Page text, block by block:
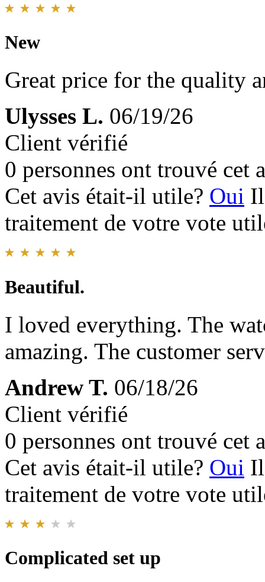
New
Great price for the quality
Ulysses L. 06/19/26
Client vérifié
0 personnes ont trouvé cet
Cet avis était-il utile? Oui
traitement de votre vote
Beautiful.
I loved everything. The
amazing. The customer
Andrew T. 06/18/26
Client vérifié
0 personnes ont trouvé cet
Cet avis était-il utile? Oui
traitement de votre vote
Complicated set up